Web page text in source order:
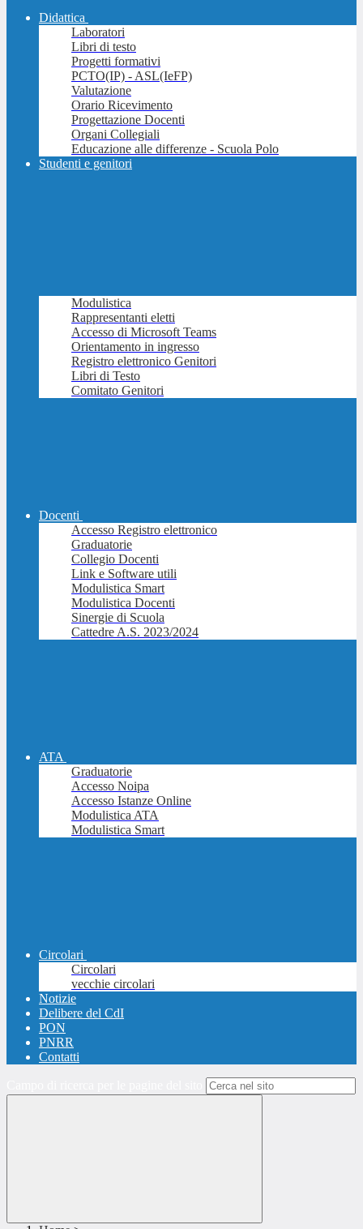
Didattica
Laboratori
Libri di testo
Progetti formativi
PCTO(IP) - ASL(IeFP)
Valutazione
Orario Ricevimento
Progettazione Docenti
Organi Collegiali
Educazione alle differenze - Scuola Polo
Studenti e genitori
Modulistica
Rappresentanti eletti
Accesso di Microsoft Teams
Orientamento in ingresso
Registro elettronico Genitori
Libri di Testo
Comitato Genitori
Docenti
Accesso Registro elettronico
Graduatorie
Collegio Docenti
Link e Software utili
Modulistica Smart
Modulistica Docenti
Sinergie di Scuola
Cattedre A.S. 2023/2024
ATA
Graduatorie
Accesso Noipa
Accesso Istanze Online
Modulistica ATA
Modulistica Smart
Circolari
Circolari
vecchie circolari
Notizie
Delibere del CdI
PON
PNRR
Contatti